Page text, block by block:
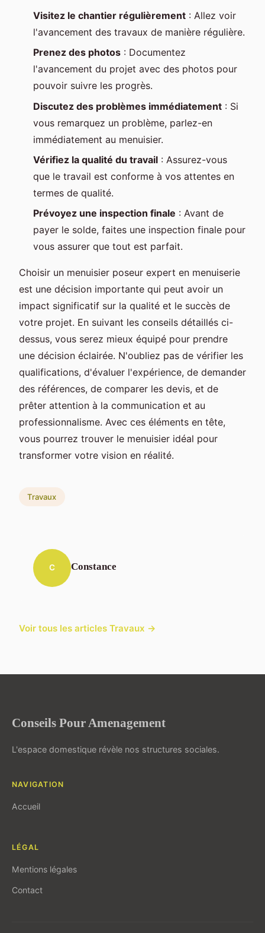
Visitez le chantier régulièrement : Allez voir
l'avancement des travaux de manière régulière.
Prenez des photos : Documentez
l'avancement du projet avec des photos pour
pouvoir suivre les progrès.
Discutez des problèmes immédiatement : Si
vous remarquez un problème, parlez-en
immédiatement au menuisier.
Vérifiez la qualité du travail : Assurez-vous
que le travail est conforme à vos attentes en
termes de qualité.
Prévoyez une inspection finale : Avant de
payer le solde, faites une inspection finale pour
vous assurer que tout est parfait.
Choisir un menuisier poseur expert en menuiserie
est une décision importante qui peut avoir un
impact significatif sur la qualité et le succès de
votre projet. En suivant les conseils détaillés ci-
dessus, vous serez mieux équipé pour prendre
une décision éclairée. N'oubliez pas de vérifier les
qualifications, d'évaluer l'expérience, de demander
des références, de comparer les devis, et de
prêter attention à la communication et au
professionnalisme. Avec ces éléments en tête,
vous pourrez trouver le menuisier idéal pour
transformer votre vision en réalité.
Travaux
C Constance
Voir tous les articles Travaux →
Conseils Pour Amenagement
L'espace domestique révèle nos structures sociales.
NAVIGATION
Accueil
LÉGAL
Mentions légales
Contact